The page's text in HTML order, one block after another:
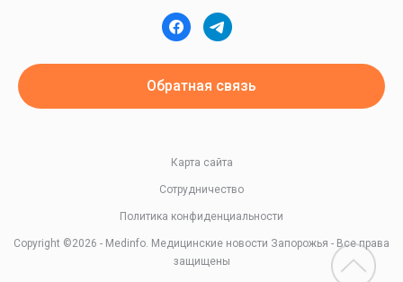
Обратная связь
Copyright ©2026 - Medinfo. Медицинские новости Запорожья - Все права
защищены
Политика конфиденциальности
Сотрудничество
Карта сайта